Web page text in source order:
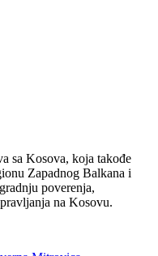
sa Kosova, koja takođe
Zapadnog Balkana i
poverenja,
na Kosovu.